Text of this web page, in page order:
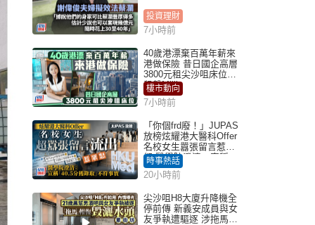
投資理財
7小時前
40歲港漂棄百萬年薪來
港做保險 昔日國企高層
3800元租尖沙咀床位｜
租盤Million
樓市動向
7小時前
「你個frd廢！」JUPAS
放榜炫耀港大醫科Offer
名校女生囂張留言惹眾
怒 醫學院澄清：宣稱
「40.5分獲錄取」不符事
實｜Juicy叮
時事熱話
20小時前
尖沙咀H8大廈升降機全
停前傳 新義安成員與女
友爭執遭驅逐 涉拖馬刑